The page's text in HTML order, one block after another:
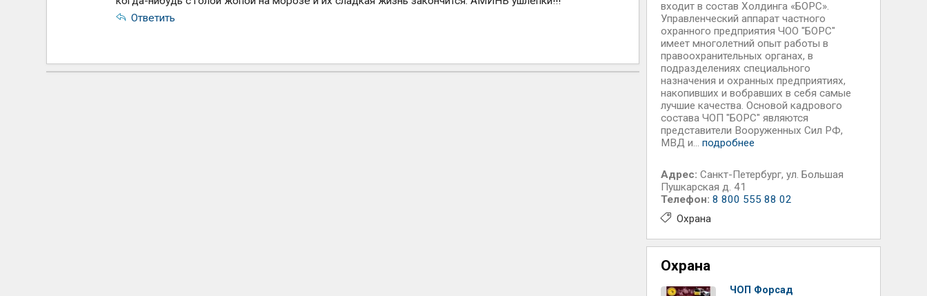
Ответить
входит в состав Холдинга «БОРС».
Управленческий аппарат частного
охранного предприятия ЧОО "БОРС"
имеет многолетний опыт работы в
правоохранительных органах, в
подразделениях специального
назначения и охранных предприятиях,
накопивших и вобравших в себя самые
лучшие качества. Основой кадрового
состава ЧОП "БОРС" являются
представители Вооруженных Сил РФ,
МВД и... подробнее
Адрес: Санкт-Петербург, ул. Большая
Пушкарская д. 41
Телефон: 8 800 555 88 02
Охрана
Охрана
ЧОП Форсад